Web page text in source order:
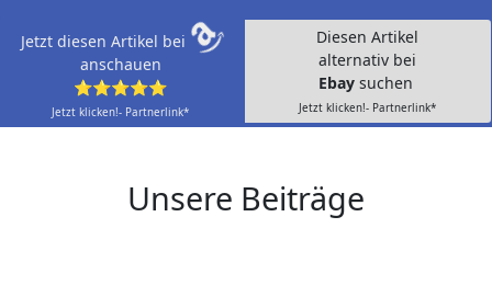
Jetzt diesen Artikel bei
anschauen
⭐⭐⭐⭐⭐
Jetzt klicken!- Partnerlink*
Diesen Artikel
alternativ bei
Ebay suchen
Jetzt klicken!- Partnerlink*
Unsere Beiträge